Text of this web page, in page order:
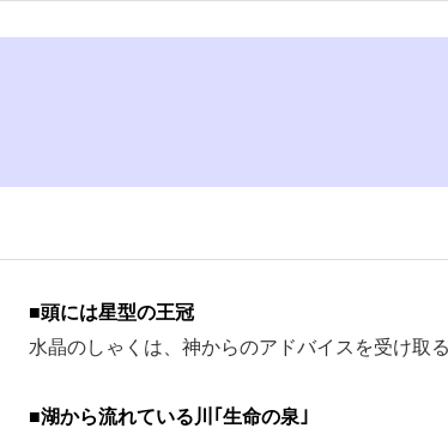
■頭には星型の王冠
水晶のしゃくは、神からのアドバイスを受け取
■湖から流れている川｢生命の泉｣